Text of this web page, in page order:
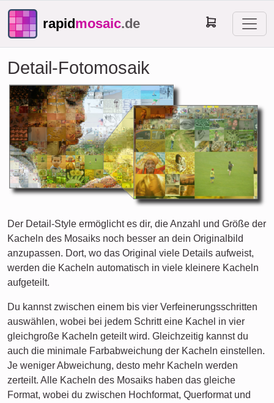
rapidmosaic.de
Detail-Fotomosaik
Der Detail-Style ermöglicht es dir, die Anzahl und Größe der
Kacheln des Mosaiks noch besser an dein Originalbild
anzupassen. Dort, wo das Original viele Details aufweist,
werden die Kacheln automatisch in viele kleinere Kacheln
aufgeteilt.
Du kannst zwischen einem bis vier Verfeinerungsschritten
auswählen, wobei bei jedem Schritt eine Kachel in vier
gleichgroße Kacheln geteilt wird. Gleichzeitig kannst du
auch die minimale Farbabweichung der Kacheln einstellen.
Je weniger Abweichung, desto mehr Kacheln werden
zerteilt. Alle Kacheln des Mosaiks haben das gleiche
Format, wobei du zwischen Hochformat, Querformat und